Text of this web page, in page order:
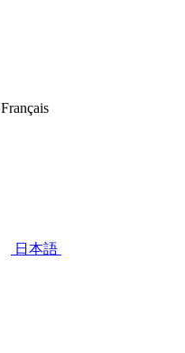
Français
日本語